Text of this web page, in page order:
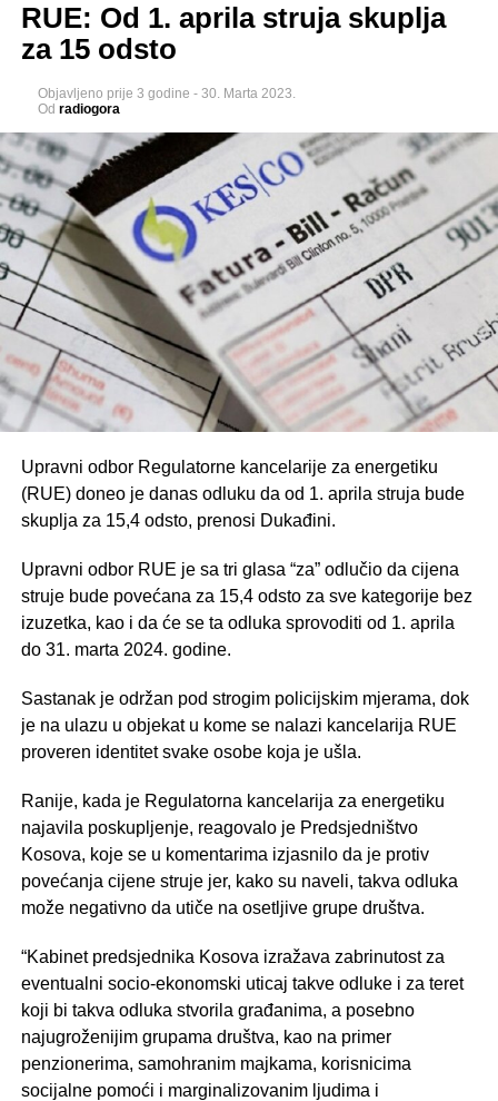
RUE: Od 1. aprila struja skuplja
za 15 odsto
Objavljeno prije 3 godine - 30. Marta 2023.
Od radiogora
Upravni odbor Regulatorne kancelarije za energetiku
(RUE) doneo je danas odluku da od 1. aprila struja bude
skuplja za 15,4 odsto, prenosi Dukađini.
Upravni odbor RUE je sa tri glasa “za” odlučio da cijena
struje bude povećana za 15,4 odsto za sve kategorije bez
izuzetka, kao i da će se ta odluka sprovoditi od 1. aprila
do 31. marta 2024. godine.
Sastanak je održan pod strogim policijskim mjerama, dok
je na ulazu u objekat u kome se nalazi kancelarija RUE
proveren identitet svake osobe koja je ušla.
Ranije, kada je Regulatorna kancelarija za energetiku
najavila poskupljenje, reagovalo je Predsjedništvo
Kosova, koje se u komentarima izjasnilo da je protiv
povećanja cijene struje jer, kako su naveli, takva odluka
može negativno da utiče na osetljive grupe društva.
“Kabinet predsjednika Kosova izražava zabrinutost za
eventualni socio-ekonomski uticaj takve odluke i za teret
koji bi takva odluka stvorila građanima, a posebno
najugroženijim grupama društva, kao na primer
penzionerima, samohranim majkama, korisnicima
socijalne pomoći i marginalizovanim ljudima i